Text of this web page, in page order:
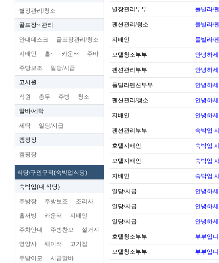
별장관리/청소
골프장~ 관리
안내데스크 골프장관리/청소
지배인 홀~ 카운터 주바
주방보조 일당/시급
고시원
직원 총무 주방 청소
알바/세탁
세탁 일당/시급
캠핑장
캠핑장
식당/구인구직(숙박업식당)
숙박업(내 식당)
주방장 주방보조 조리사
홀서빙 카운터 지배인
주차안내 주방찬모 설거지
영양사 웨이터 고기집
주방이모 시급알바
별장관리부부 풀빌라/
펜션관리/청소 풀빌라/
지배인 풀빌라/
모텔청소부부 안녕하
펜션관리부부 안녕하
플빌라펜션부부 안녕하
펜션관리/청소 안녕하
지배인 안녕하
펜션관리부부 숙박업
호텔지배인 숙박업
모텔지배인 숙박업
지배인 숙박업
일당/시급 안녕하
일당/시급 안녕하
일당/시급 안녕하
호텔청소부부 부부입
모텔청소부부 부부입